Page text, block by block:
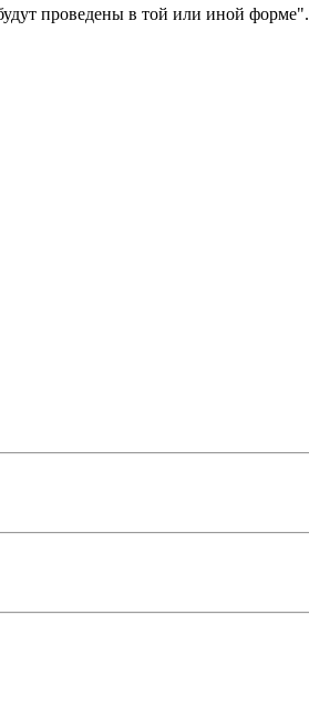
проведены в той или иной форме".